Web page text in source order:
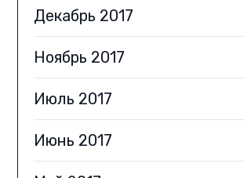
Декабрь 2017
Ноябрь 2017
Июль 2017
Июнь 2017